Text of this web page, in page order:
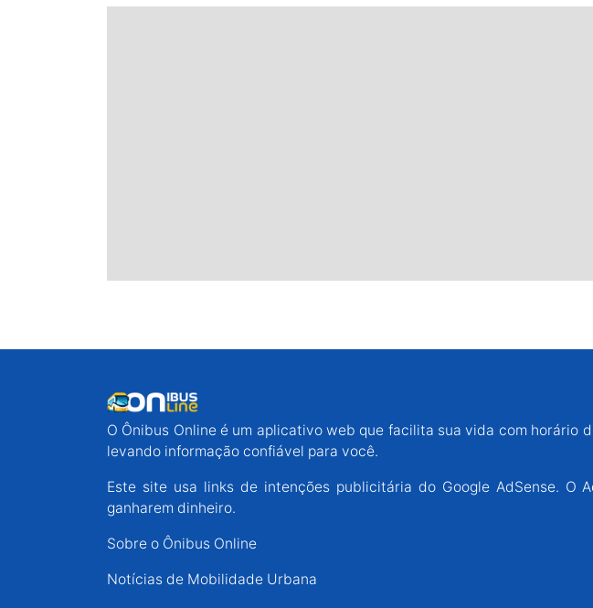
O Ônibus Online é um aplicativo web que facilita sua vida com horário
levando informação confiável para você.
Este site usa links de intenções publicitária do Google AdSense. O
ganharem dinheiro.
Sobre o Ônibus Online
Notícias de Mobilidade Urbana